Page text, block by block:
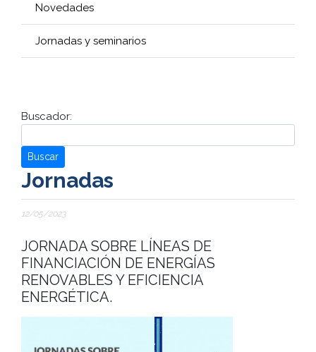
Novedades
Jornadas y seminarios
Buscador:
Buscar
Jornadas
12/05/2023
JORNADA SOBRE LÍNEAS DE
FINANCIACIÓN DE ENERGÍAS
RENOVABLES Y EFICIENCIA
ENERGÉTICA.